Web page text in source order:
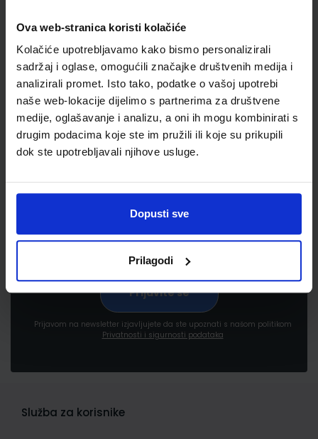
Ova web-stranica koristi kolačiće
Kolačiće upotrebljavamo kako bismo personalizirali
sadržaj i oglase, omogućili značajke društvenih medija i
analizirali promet. Isto tako, podatke o vašoj upotrebi
naše web-lokacije dijelimo s partnerima za društvene
medije, oglašavanje i analizu, a oni ih mogu kombinirati s
drugim podacima koje ste im pružili ili koje su prikupili
dok ste upotrebljavali njihove usluge.
Dopusti sve
Prilagodi
Newsletter prijava
proizvodima i uslugama, akcijama i drugim
Prijavom na newsletter izjavljujete da ste upoznati s našom politikom
Privatnosti i sigurnosti podataka
Služba za korisnike